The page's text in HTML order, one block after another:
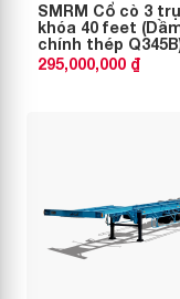
SMRM Cổ cò 3
khóa 40 feet
chính thép
295,000,000 ₫